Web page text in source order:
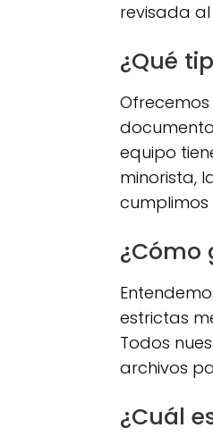
revisada
¿Qué
equipo
minorista,
¿Cómo
estrictas
Todos
archivos
¿Cuál